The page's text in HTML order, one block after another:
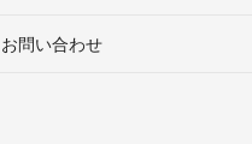
お問い合わせ